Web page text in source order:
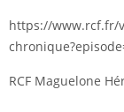
https://www.rcf.fr/
RCF Maguelone